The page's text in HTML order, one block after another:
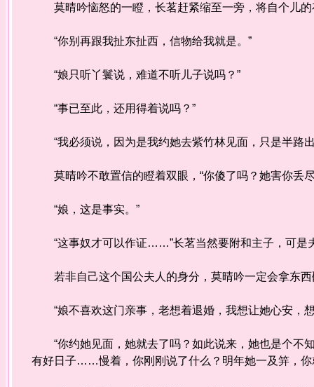
莫晴吟恼怒的一瞪，长茗赶紧缩至一旁，将自个儿的
“你别再跟我扯东扯西，信物给我就是。”
“娘只听丫鬟说，难道不听儿子说吗？”
“事已至此，还用得着说吗？”
“我必须说，因为是我约她去紫竹林见面，只是半路
莫晴吟不敢置信的瞪着双眼，“你傻了吗？她害你丢
“娘，这是事实。”
“这事奴才可以作证……”长茗当然要附和主子，可是
若非自己这个国公夫人的身分，莫晴吟一定会拿东西
“娘不喜欢这门亲事，老想着退婚，我想让她心安，
“你约她见面，她就去了吗？如此说来，她也是个不
有好日子……慢着，你刚刚说了什么？明年她一及笄，你